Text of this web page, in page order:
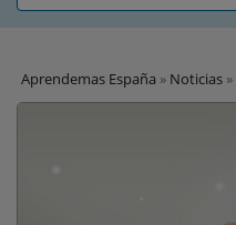
Aprendemas España » Noticias »
2022: ¿preparados?